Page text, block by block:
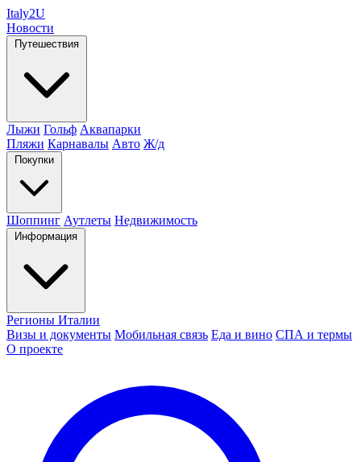
Italy2U
Новости
Путешествия
Лыжи Гольф Аквапарки
Пляжи Карнавалы Авто Ж/д
Покупки
Шоппинг Аутлеты Недвижимость
Информация
Регионы Италии
Визы и документы Мобильная связь Еда и вино СПА и термы
О проекте